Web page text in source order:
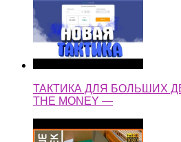
ТАКТИКА ДЛЯ БОЛЬШИХ
THE MONEY —